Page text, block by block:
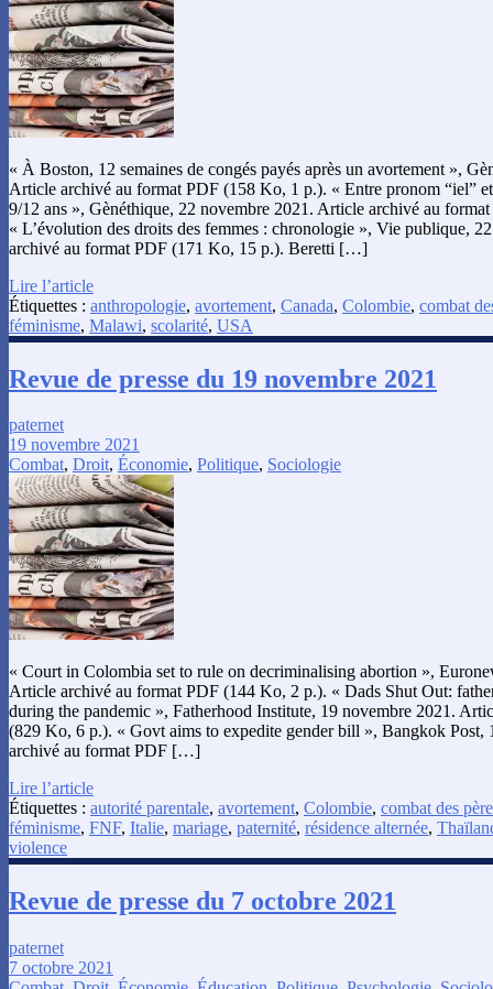
« À Boston, 12 semaines de congés payés après un avortement »,
Article archivé au format PDF (158 Ko, 1 p.). « Entre pronom “iel”
9/12 ans », Gènéthique, 22 novembre 2021. Article archivé au
« L’évolution des droits des femmes : chronologie », Vie publique,
archivé au format PDF (171 Ko, 15 p.). Beretti […]
Lire l’article
Étiquettes : anthropologie, avortement, Canada, Colombie, combat
féminisme, Malawi, scolarité, USA
Revue de presse du 19 novembre 2021
paternet
19 novembre 2021
Combat, Droit, Économie, Politique, Sociologie
« Court in Colombia set to rule on decriminalising abortion »,
Article archivé au format PDF (144 Ko, 2 p.). « Dads Shut Out:
during the pandemic », Fatherhood Institute, 19 novembre 2021.
(829 Ko, 6 p.). « Govt aims to expedite gender bill », Bangkok Post,
archivé au format PDF […]
Lire l’article
Étiquettes : autorité parentale, avortement, Colombie, combat des
féminisme, FNF, Italie, mariage, paternité, résidence alternée,
violence
Revue de presse du 7 octobre 2021
paternet
7 octobre 2021